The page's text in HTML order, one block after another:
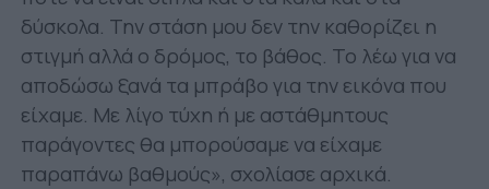
δύσκολα. Την στάση μου δεν την καθορίζει η
στιγμή αλλά ο δρόμος, το βάθος. Το λέω για να
αποδώσω ξανά τα μπράβο για την εικόνα που
είχαμε. Με λίγο τύχη ή με αστάθμητους
παράγοντες θα μπορούσαμε να είχαμε
παραπάνω βαθμούς», σχολίασε αρχικά.